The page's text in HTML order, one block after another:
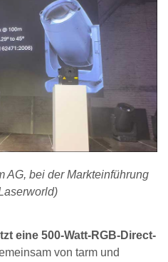
AG, bei der Markteinführung
eine 500-Watt-RGB-Direct-
von tarm und